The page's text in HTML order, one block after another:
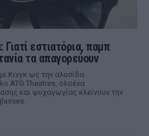
εστιατόρια, παμπ
τα απαγορεύουν
Κινγκ ως την αλυσίδα
ATG Theatres, ολοένα
και ψυχαγωγίας κλείνουν την